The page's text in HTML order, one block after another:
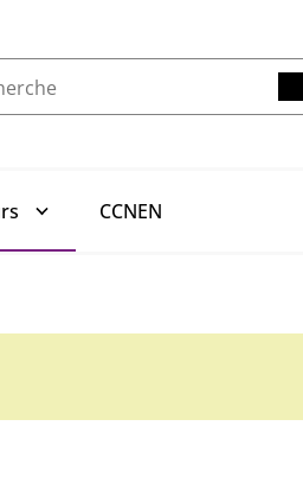
CCNEN